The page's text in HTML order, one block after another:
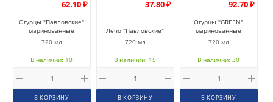
62.10 ₽
Огурцы "Павловские"
маринованные
720 мл
В наличии: 10
В КОРЗИНУ
37.80 ₽
Лечо "Павловские"
720 мл
В наличии: 15
В КОРЗИНУ
92.70 ₽
Огурцы "GREEN"
маринованные
720 мл
В наличии: 30
В КОРЗИНУ